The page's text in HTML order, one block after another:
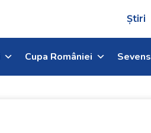
Știri
Cupa României Sevens